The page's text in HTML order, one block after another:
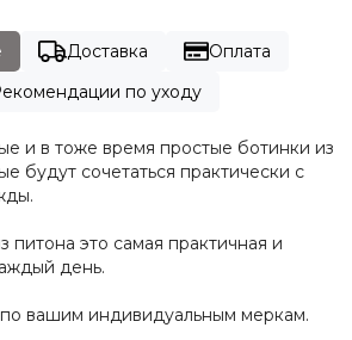
Доставка
Оплата
по уходу
и в тоже время простые ботинки из
будут сочетаться практически с
питона это самая практичная и
день.
вашим индивидуальным меркам.